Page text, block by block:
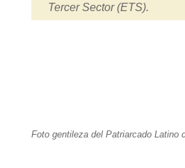
Tercer Sector (ETS).
Foto gentileza del Patriarcado Latino